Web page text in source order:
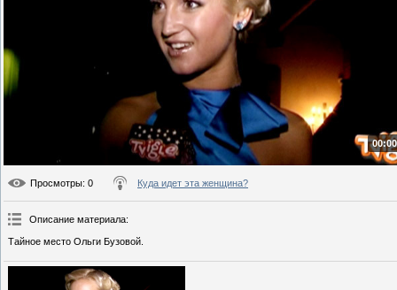
Просмотры: 0 Куда идет эта женщина?
Описание материала:
Тайное место Ольги Бузовой.